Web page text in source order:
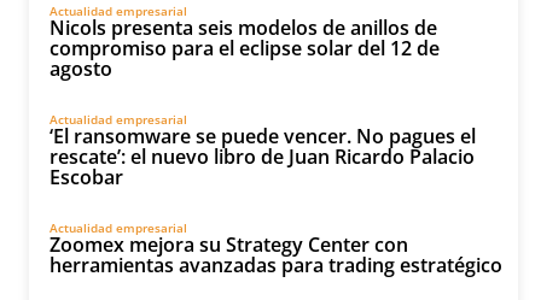
Actualidad empresarial
Nicols presenta seis modelos de anillos de
compromiso para el eclipse solar del 12 de
agosto
Actualidad empresarial
‘El ransomware se puede vencer. No pagues el
rescate’: el nuevo libro de Juan Ricardo Palacio
Escobar
Actualidad empresarial
Zoomex mejora su Strategy Center con
herramientas avanzadas para trading estratégico